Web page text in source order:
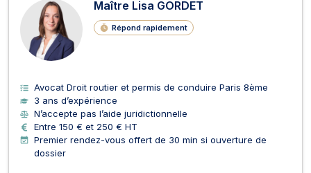
Maître Lisa GORDET
Répond rapidement
Avocat Droit routier et permis de conduire Paris 8ème
3 ans d’expérience
N’accepte pas l’aide juridictionnelle
Entre 150 € et 250 € HT
Premier rendez-vous offert de 30 min si ouverture de
dossier